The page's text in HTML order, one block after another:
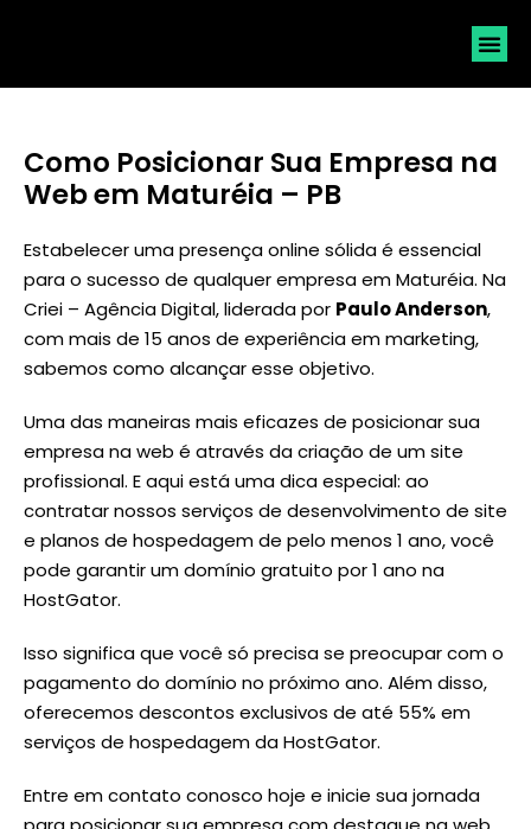
Como Posicionar Sua Empresa na
Web em Maturéia – PB
Estabelecer uma presença online sólida é essencial
para o sucesso de qualquer empresa em Maturéia. Na
Criei – Agência Digital, liderada por Paulo Anderson,
com mais de 15 anos de experiência em marketing,
sabemos como alcançar esse objetivo.
Uma das maneiras mais eficazes de posicionar sua
empresa na web é através da criação de um site
profissional. E aqui está uma dica especial: ao
contratar nossos serviços de desenvolvimento de site
e planos de hospedagem de pelo menos 1 ano, você
pode garantir um domínio gratuito por 1 ano na
HostGator.
Isso significa que você só precisa se preocupar com o
pagamento do domínio no próximo ano. Além disso,
oferecemos descontos exclusivos de até 55% em
serviços de hospedagem da HostGator.
Entre em contato conosco hoje e inicie sua jornada